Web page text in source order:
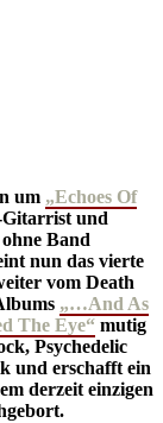
um „Echoes Of
und
Band
nun das vierte
vom Death
„…And As
The Eye“ mutig
Psychedelic
und erschafft ein
derzeit einzigen